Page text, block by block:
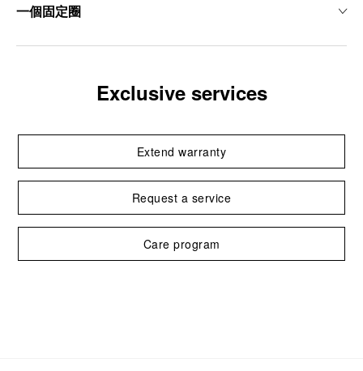
一個固定圈
Exclusive services
Extend warranty
Request a service
Care program